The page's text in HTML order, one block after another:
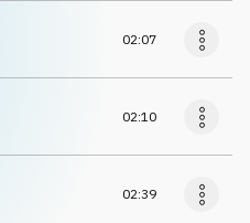
02:07
02:10
02:39